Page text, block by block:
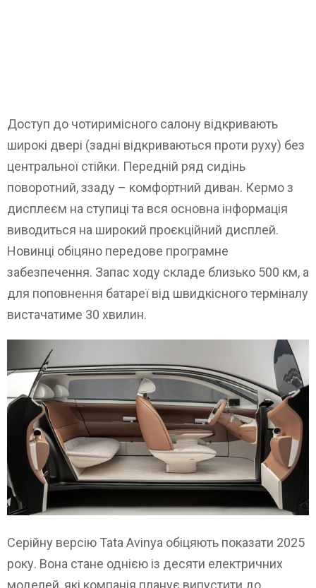
Доступ до чотиримісного салону відкривають
широкі двері (задні відкриваються проти руху) без
центральної стійки. Передній ряд сидінь
поворотний, ззаду – комфортний диван. Кермо з
дисплеєм на ступиці та вся основна інформація
виводиться на широкий проєкційний дисплей.
Новинці обіцяно передове програмне
забезпечення. Запас ходу складе близько 500 км, а
для поповнення батареї від швидкісного терміналу
вистачатиме 30 хвилин.
Серійну версію Tata Avinya обіцяють показати 2025
року. Вона стане однією із десяти електричних
моделей, які компанія планує випустити до